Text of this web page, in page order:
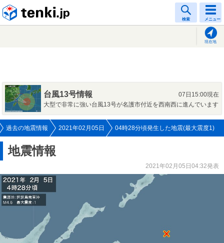
検索 メニュー
現在地
台風13号情報
07日15:00現在
大型で非常に強い台風13号が名護市付近を西南西に進んでいます
過去の地震情報 2021年02月05日 04時28分頃発生した地震(最大震度1)
地震情報
2021年02月05日04:32発表